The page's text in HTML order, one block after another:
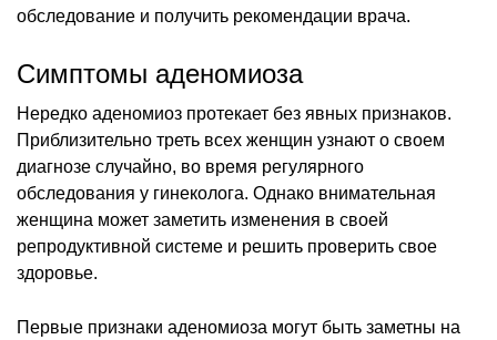
обследование и получить рекомендации врача.
Симптомы аденомиоза
Нередко аденомиоз протекает без явных признаков.
Приблизительно треть всех женщин узнают о своем
диагнозе случайно, во время регулярного
обследования у гинеколога. Однако внимательная
женщина может заметить изменения в своей
репродуктивной системе и решить проверить свое
здоровье.
Первые признаки аденомиоза могут быть заметны на